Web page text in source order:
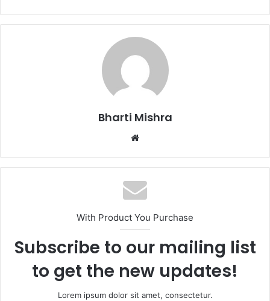
c
e
itt
er
ai
l
at
s
A
p
ar
e
Bharti Mishra
Website
With Product You Purchase
Subscribe to our mailing list
to get the new updates!
Lorem ipsum dolor sit amet, consectetur.